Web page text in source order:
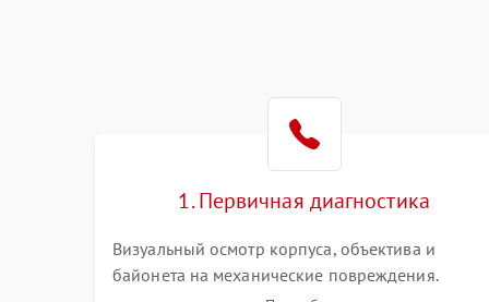
Коммуникации и интерфейсы
1. Первичная диагностика
Визуальный осмотр корпуса, объектива и
байонета на механические повреждения.